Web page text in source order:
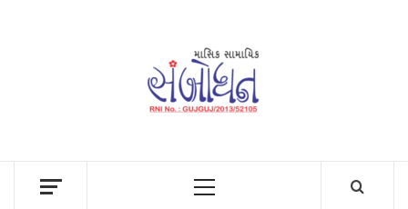
Primary